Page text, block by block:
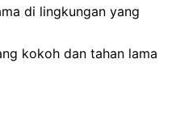
di lingkungan yang
kokoh dan tahan lama